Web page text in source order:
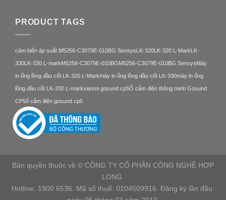
PRODUCT TAGS
cảm biến áp suất M5256-C3079E-010BG SensysLK-320LK-320 L-MarkLK-
330LK-330 L-markM5256-C3079E-010BGM5256-C3079E-010BG SensysMáy
in ống lồng đầu cốt LK-320 L-Markmáy in ống lồng đầu cốt LK-330máy in ống
lồng đầu cốt LK-330 L-markxiaomi gosund cp5Ổ cắm điện thông minh Gosund
CP5ổ cắm điện gosund cp5
Bản quyền thuộc về © CÔNG TY CỔ PHẦN CÔNG NGHỆ HỢP
LONG.
Hotline: 1900 6536. Mã số thuế: 0104509916. Đăng ký lần đầu: